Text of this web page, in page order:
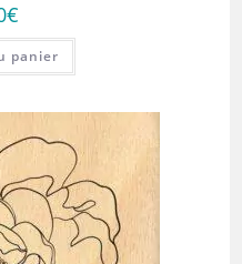
€
panier